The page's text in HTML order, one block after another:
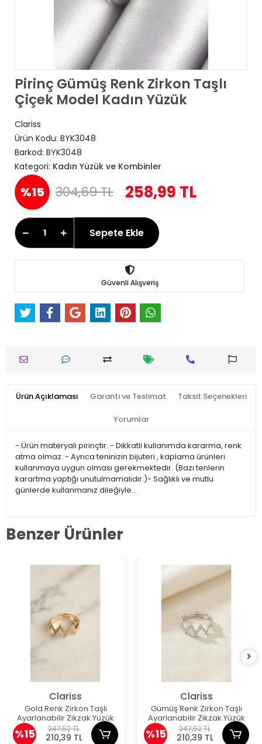
Pirinç Gümüş Renk Zirkon Taşlı
Çiçek Model Kadın Yüzük
Clariss
Ürün Kodu: BYK3048
Barkod: BYK3048
Kategori: Kadın Yüzük ve Kombinler
%15 304,69 TL 258,99 TL
Sepete Ekle
Güvenli Alışveriş
Ürün Açıklaması Garanti ve Teslimat Taksit Seçenekleri
Yorumlar
- Ürün materyali pirinçtir. - Dikkatli kullanımda kararma, renk
atma olmaz. - Ayrıca teninizin bijuteri , kaplama ürünleri
kullanmaya uygun olması gerekmektedir. (Bazı tenlerin
karartma yaptığı unutulmamalıdır.)- Sağlıklı ve mutlu
günlerde kullanmanız dileğiyle…
Benzer Ürünler
Clariss
Gold Renk Zirkon Taşlı
Ayarlanabilir Zikzak Yüzük
%15 247,52 TL
210,39 TL
Clariss
Gümüş Renk Zirkon Taşlı
Ayarlanabilir Zikzak Yüzük
%15 247,52 TL
210,39 TL